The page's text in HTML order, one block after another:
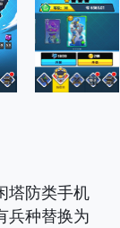
塔防类手机
兵种替换为